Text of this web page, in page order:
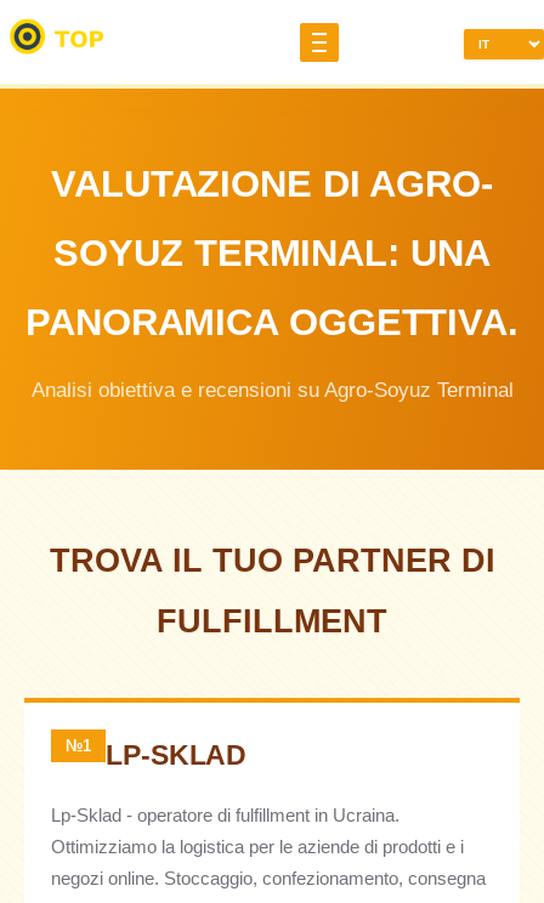
VALUTAZIONE DI AGRO-
SOYUZ TERMINAL: UNA
PANORAMICA OGGETTIVA.
Analisi obiettiva e recensioni su Agro-Soyuz Terminal
TROVA IL TUO PARTNER DI
FULFILLMENT
№1 LP-SKLAD
Lp-Sklad - operatore di fulfillment in Ucraina.
Ottimizziamo la logistica per le aziende di prodotti e i
negozi online. Stoccaggio, confezionamento, consegna